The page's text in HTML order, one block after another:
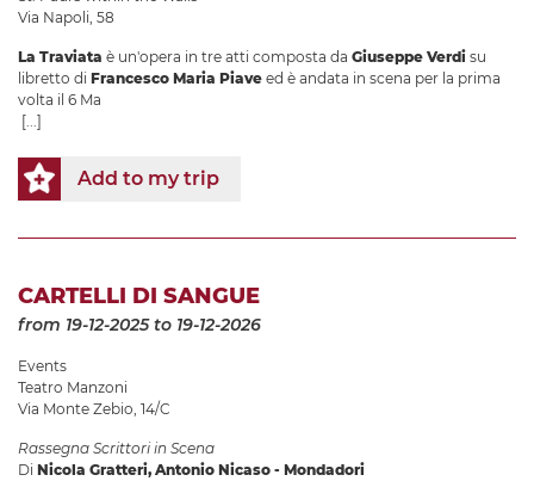
Via Napoli, 58
La Traviata è un'opera in tre atti composta da Giuseppe Verdi su
libretto di Francesco Maria Piave ed è andata in scena per la prima
volta il 6 Ma
[...]
Add to my trip
CARTELLI DI SANGUE
from 19-12-2025to 19-12-2026
Events
Teatro Manzoni
Via Monte Zebio, 14/C
Rassegna Scrittori in Scena
Di Nicola Gratteri, Antonio Nicaso - Mondadori